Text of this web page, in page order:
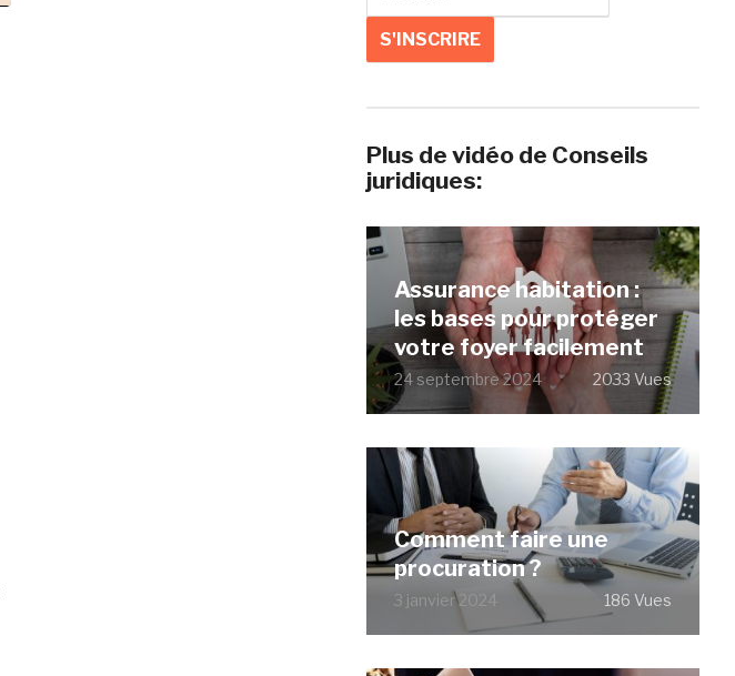
Plus de vidéo de Conseils
juridiques:
Assurance habitation :
les bases pour protéger
votre foyer facilement
24 septembre 2024 2033 Vues
Comment faire une
procuration ?
3 janvier 2024 186 Vues